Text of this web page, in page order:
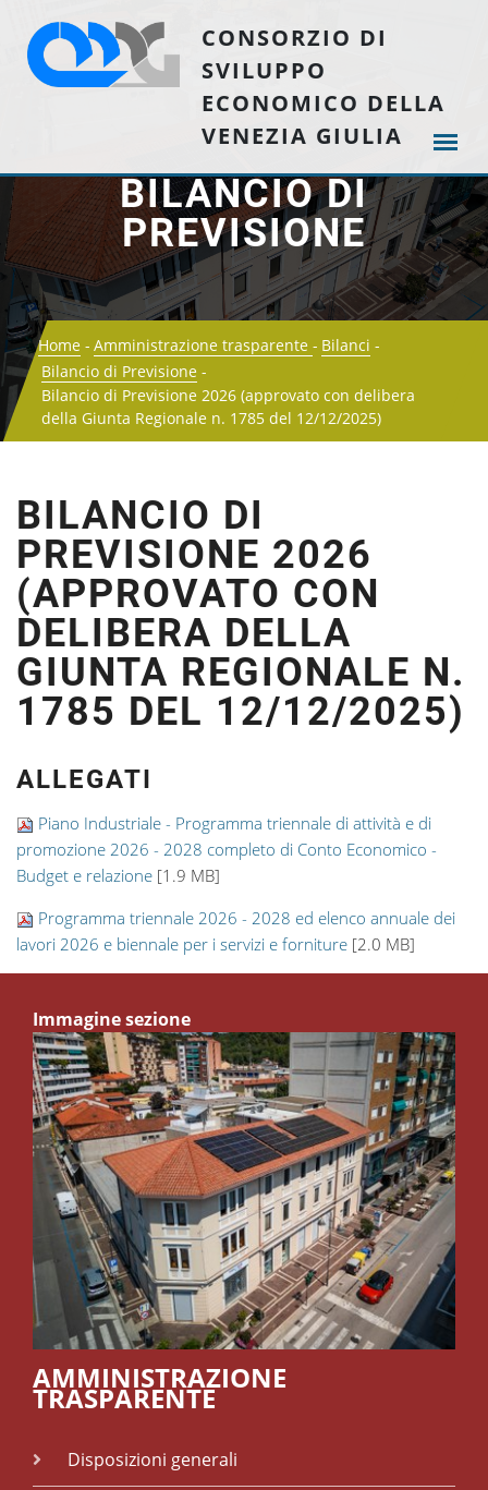
CONSORZIO DI
SVILUPPO
ECONOMICO DELLA
VENEZIA GIULIA
BILANCIO DI
PREVISIONE
Home Amministrazione trasparente
Bilanci
Bilancio di Previsione
Bilancio di Previsione 2026 (approvato con delibera
della Giunta Regionale n. 1785 del 12/12/2025)
BILANCIO DI
PREVISIONE 2026
(APPROVATO CON
DELIBERA DELLA
GIUNTA REGIONALE N.
1785 DEL 12/12/2025)
ALLEGATI
Piano Industriale - Programma triennale di attività e di
promozione 2026 - 2028 completo di Conto Economico -
Budget e relazione [1.9 MB]
Programma triennale 2026 - 2028 ed elenco annuale dei
lavori 2026 e biennale per i servizi e forniture [2.0 MB]
Immagine sezione
AMMINISTRAZIONE
TRASPARENTE
Disposizioni generali